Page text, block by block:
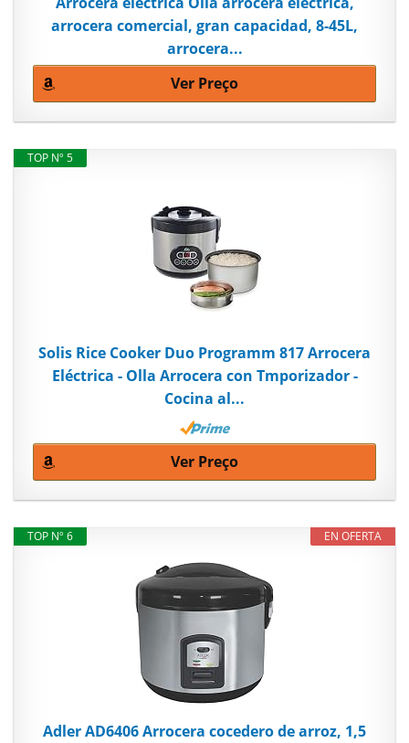
arrocera comercial, gran capacidad, 8-45L,
arrocera...
Ver Preço
TOP Nº 5
Solis Rice Cooker Duo Programm 817 Arrocera
Eléctrica - Olla Arrocera con Tmporizador -
Cocina al...
Ver Preço
EN OFERTA
TOP Nº 6
Adler AD6406 Arrocera cocedero de arroz, 1,5